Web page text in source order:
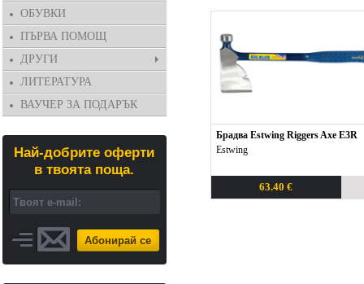
ОБУВКИ
ПЪРВА ПОМОЩ
ДРУГИ
ЛИТЕРАТУРА
ВАУЧЕР ЗА ПОДАРЪК
Най-добрите оферти
в твоята поща.
Абонирай се
Брадва Estwing Riggers Axe E3R
Еstwing
63.40 €